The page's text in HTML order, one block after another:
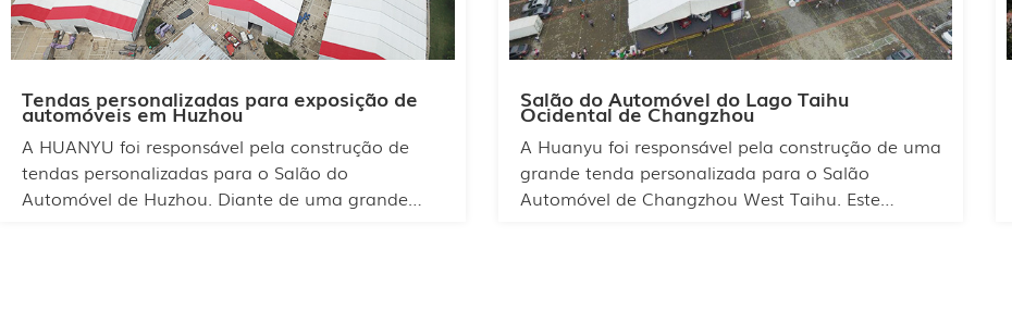
Tendas personalizadas para exposição de
automóveis em Huzhou
A HUANYU foi responsável pela construção de
tendas personalizadas para o Salão do
Automóvel de Huzhou. Diante de uma grande
Salão do Automóvel do Lago Taihu
Ocidental de Changzhou
A Huanyu foi responsável pela construção de uma
grande tenda personalizada para o Salão
Automóvel de Changzhou West Taihu. Este